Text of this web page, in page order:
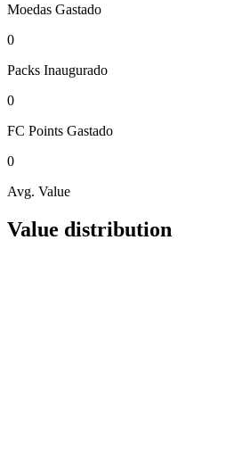
Moedas Gastado
0
Packs Inaugurado
0
FC Points Gastado
0
Avg. Value
Value distribution